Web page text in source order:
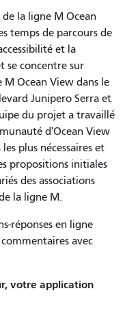
la ligne M Ocean
temps de parcours de
et la
se concentre sur
Ocean View dans le
Junipero Serra et
du projet a travaillé
d'Ocean View
plus nécessaires et
propositions initiales
des associations
la ligne M.
réponses en ligne
avec
votre application